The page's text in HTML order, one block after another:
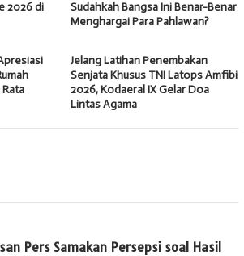
2026 di
Sudahkah Bangsa Ini Benar-Benar
Menghargai Para Pahlawan?
Jelang Latihan Penembakan
Senjata Khusus TNI Latops Amfibi
2026, Kodaeral IX Gelar Doa
Lintas Agama
Pers Samakan Persepsi soal Hasil